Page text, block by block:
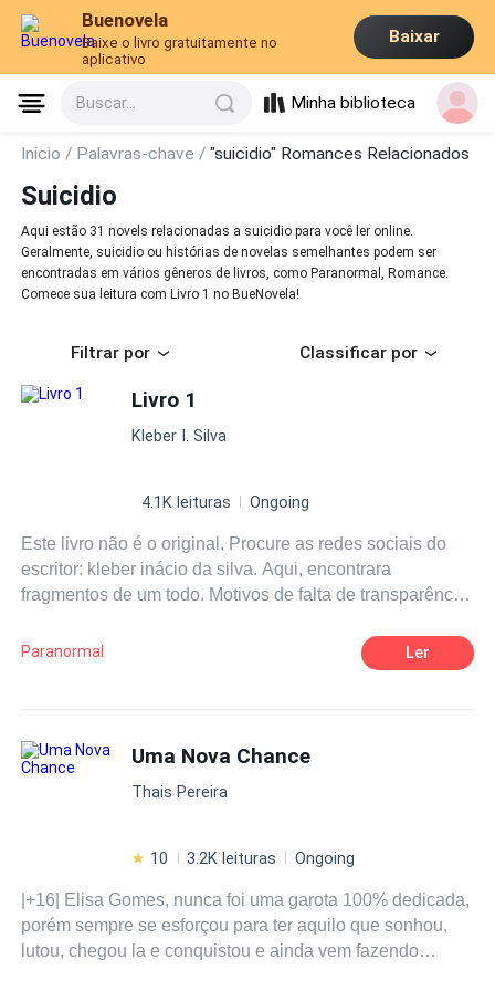
Buenovela
Baixe o livro gratuitamente no
aplicativo
Baixar
Buscar... Minha biblioteca
Inicio / Palavras-chave /"suicidio" Romances Relacionados
Suicidio
Aqui estão 31 novels relacionadas a suicidio para você ler online.
Geralmente, suicidio ou histórias de novelas semelhantes podem ser
encontradas em vários gêneros de livros, como Paranormal, Romance.
Comece sua leitura com Livro 1 no BueNovela!
Filtrar por Classificar por
Livro 1
Kleber I. Silva
4.1K leituras Ongoing
Este livro não é o original. Procure as redes sociais do
escritor: kleber inácio da silva. Aqui, encontrara
fragmentos de um todo. Motivos de falta de transparência
Paranormal Ler
Uma Nova Chance
Thais Pereira
10 3.2K leituras Ongoing
|+16| Elisa Gomes, nunca foi uma garota 100% dedicada,
porém sempre se esforçou para ter aquilo que sonhou,
lutou, chegou la e conquistou e ainda vem fazendo